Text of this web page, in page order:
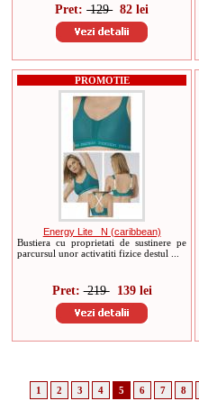
Pret:12982 lei
PROMOTIE
Energy Lite _N (caribbean)
Bustiera cu proprietati de sustinere pe
parcursul unor activatiti fizice destul ...
Pret:219139 lei
1 2 3 4 5 6 7 8